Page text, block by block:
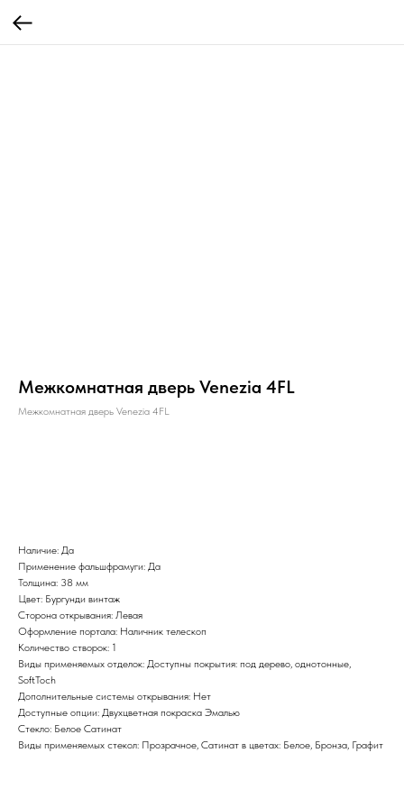
Межкомнатная дверь Venezia 4FL
Межкомнатная дверь Venezia 4FL
Наличие: Да
Применение фальшфрамуги: Да
Толщина: 38 мм
Цвет: Бургунди винтаж
Сторона открывания: Левая
Оформление портала: Наличник телескоп
Количество створок: 1
Виды применяемых отделок: Доступны покрытия: под дерево, однотонные,
SoftToch
Дополнительные системы открывания: Нет
Доступные опции: Двухцветная покраска Эмалью
Стекло: Белое Сатинат
Виды применяемых стекол: Прозрачное, Сатинат в цветах: Белое, Бронза, Графит